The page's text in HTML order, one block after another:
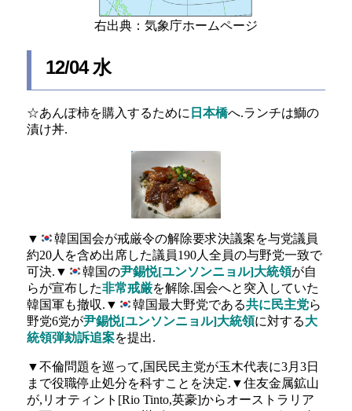
右出典：気象庁ホームページ
12/04 水
☆あんぽ柿を購入するために 日本橋へ.ランチは鰤の
漬け丼.
▼
韓国国会が戒厳令の解除要求決議案を与党議員
約20人を含め出席した議員190人全員の与野党一致で
可決.▼
韓国の尹錫悦[ユンソンニョル]大統領が自
らが宣布した非常戒厳を解除.国会へと突入していた
韓国軍も撤収.▼
韓国最大野党である共に民主党ら
野党6党が尹錫悦[ユンソンニョル]大統領に対する大
統領弾劾訴追案を提出.
▼不倫問題を巡って,国民民主党が玉木代表に3月3日
まで役職停止処分を科すことを決定.▼住友金属鉱山
が,リオティント[Rio Tinto,英豪]からオーストラリア